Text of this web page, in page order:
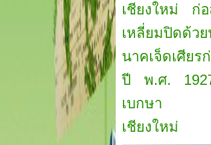
เชียงใหม่ ก่
เหลี่ยมปิดด้ว
นาคเจ็ดเศีย
ปี พ.ศ. 1927
เบกษา ถือเ
เชียงใหม่